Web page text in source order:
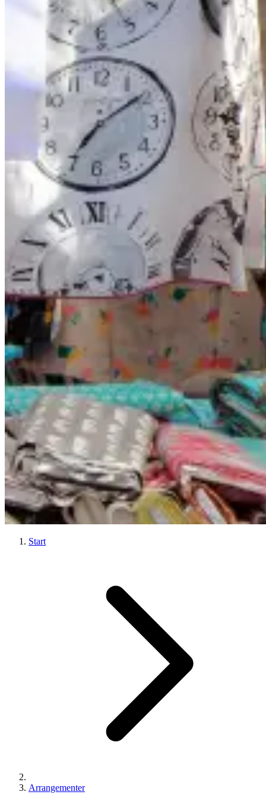
Start
Arrangementer